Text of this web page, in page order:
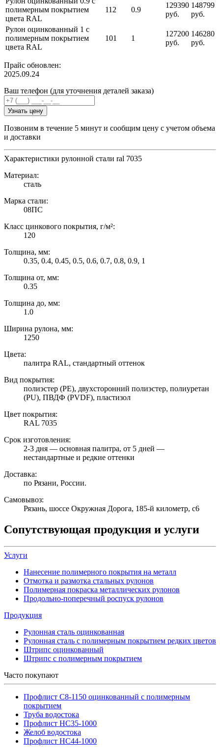
полимерным покрытием
цвета RAL
112 0.9
129390
руб.
148799
руб.
Рулон оцинкованный 1 с
полимерным покрытием
цвета RAL
101 1
127200
руб.
146280
руб.
Прайс обновлен:
2025.09.24
Ваш телефон (для уточнения деталей заказа)
Узнать цену
Позвоним в течение 5 минут и сообщим цену с учетом объема
и доставки
Характеристики рулонной стали ral 7035
Материал:
сталь
Марка стали:
08ПС
Класс цинкового покрытия, г/м²:
120
Толщина, мм:
0.35, 0.4, 0.45, 0.5, 0.6, 0.7, 0.8, 0.9, 1
Толщина от, мм:
0.35
Толщина до, мм:
1.0
Ширина рулона, мм:
1250
Цвета:
палитра RAL, стандартный оттенок
Вид покрытия:
полиэстер (PE), двухсторонний полиэстер, полиуретан
(PU), ПВДФ (PVDF), пластизол
Цвет покрытия:
RAL 7035
Срок изготовления:
2-3 дня — основная палитра, от 5 дней —
нестандартные и редкие оттенки
Доставка:
по Рязани, России.
Самовывоз:
Рязань, шоссе Окружная Дорога, 185-й километр, с6
Сопутствующая продукция и услуги
Услуги
Нанесение полимерного покрытия на металл
Отмотка и размотка стальных рулонов
Полимерная покраска металлических рулонов
Продольно-поперечный роспуск рулонов
Продукция
Рулонная сталь оцинкованная
Рулонная сталь с полимерным покрытием редких цветов
Штрипс оцинкованный
Штрипс с полимерным покрытием
Часто покупают
Профлист С8-1150 оцинкованный с полимерным
покрытием
Труба водостока
Профлист НС35-1000
Желоб водостока
Профлист НС44-1000